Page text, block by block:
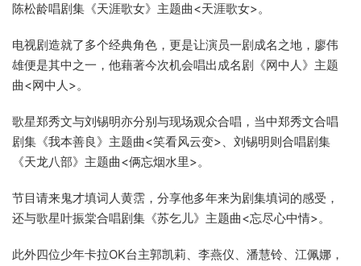
陈松龄唱剧集《天涯歌女》主题曲<天涯歌女>。
电视剧造就了多个经典角色，更是让演员一剧成名之地，廖伟
雄便是其中之一，他藉著今次机会唱出成名剧《网中人》主题
曲<网中人>。
歌星郑秀文与刘锡明亦分别与现场观众合唱，当中郑秀文合唱
剧集《我本善良》主题曲<笑看风云变>、刘锡明则合唱剧集
《天龙八部》主题曲<俩忘烟水里>。
节目请来鬼才填词人黄霑，分享他多年来为剧集填词的感受，
还与歌星叶振棠合唱剧集《苏乞儿》主题曲<忘尽心中情>。
此外四位少年卡拉OK台主郭凯莉、李燕仪、潘慧铃、江佩娜，